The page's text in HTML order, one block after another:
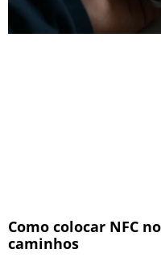
Como colocar NFC
caminhos